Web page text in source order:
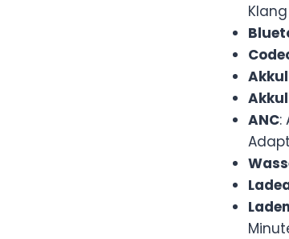
Klang
ANC: